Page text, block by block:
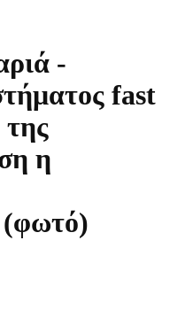
-
fast
η
(φωτό)